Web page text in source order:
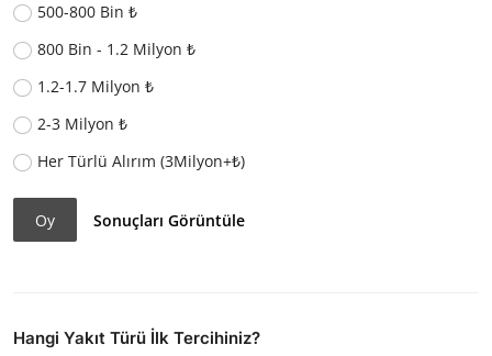
500-800 Bin ₺
800 Bin - 1.2 Milyon ₺
1.2-1.7 Milyon ₺
2-3 Milyon ₺
Her Türlü Alırım (3Milyon+₺)
Oy Sonuçları Görüntüle
Hangi Yakıt Türü İlk Tercihiniz?